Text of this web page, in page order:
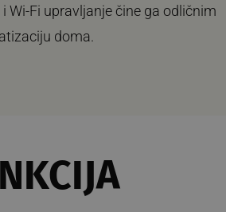
Wi-Fi upravljanje čine ga odličnim
doma.